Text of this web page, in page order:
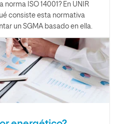
norma ISO 14001? En UNIR
consiste esta normativa
un SGMA basado en ella.